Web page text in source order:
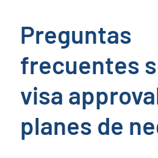
Preguntas
frecuentes
visa
planes de